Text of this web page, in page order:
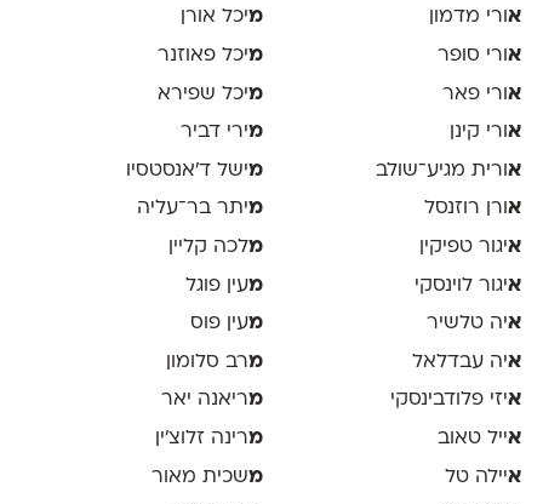
אורי מדמון
אורי סופר
אורי פאר
אורי קינן
אורית מגיע־שולב
אורן רוזנסל
איגור טפיקין
איגור לוינסקי
איה טלשיר
איה עבדלאל
איזי פלודבינסקי
אייל טאוב
איילה טל
מיכל אורן
מיכל פאוזנר
מיכל שפירא
מירי דביר
מישל ד׳אנסטסיו
מיתר בר־עליה
מלכה קליין
מעין פוגל
מעין פוס
מרב סלומון
מריאנה יאר
מרינה זלוצ׳ין
משכית מאור